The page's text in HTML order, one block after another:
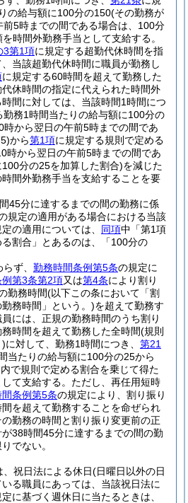
の給与額に100分の150(その勤務が
5時までの間である場合は、100分
時間外勤務手当として支給する。
3第1項に規定する超勤代休時間を指
当該超勤代休時間に職員が勤務し
に規定する60時間を超えて勤務した
休時間の指定に代えられた時間外
間に対しては、当該時間1時間につ
勤務1時間当たりの給与額に100分の
時から翌日の午前5時までの間であ
から第1項に規定する規則で定める
時から翌日の午前5時までの間であ
分の25を加算した割合)を減じた
間外勤務手当を支給することを要
45分に達するまでの間の勤務に係
規定の適用がある場合における当該
の適用については、 同項中「第1項
割合」とあるのは、「100分の
ず、 勤務時間条例第5条の規定に
例第3条第2項又は第4条により割り
勤務時間(以下この条において「割
務時間」という。)を超えて勤務す
には、正規の勤務時間のうち割り
時間を超えて勤務した全時間(規則
)に対して、勤務1時間につき、 第21
当たりの給与額に100分の25から
で規則で定める割合を乗じて得た
て支給する。 ただし、再任用短時
条例第5条の規定により、割り振り
を超えて勤務することを命ぜられ
勤務の時間と割り振り変更前の正
38時間45分に達するまでの間の勤
でない。
祝日法による休日(日曜日以外の日
る職員にあっては、当該祝日法に
に基づく週休日に当たるときは、